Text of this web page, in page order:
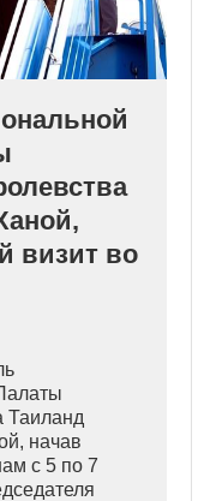
визит во
Таиланд
начав
с 5 по 7